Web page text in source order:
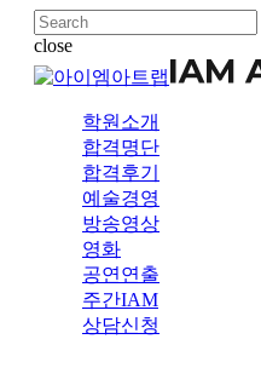
Skip
main
content
close
Close
Search
학원소개
합격명단
합격후기
예술경영
방송영상
영화
공연연출
주간IAM
상담신청